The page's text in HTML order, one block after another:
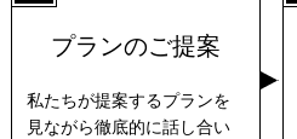
プランのご提案
私たちが提案するプランを
見ながら徹底的に話し合い